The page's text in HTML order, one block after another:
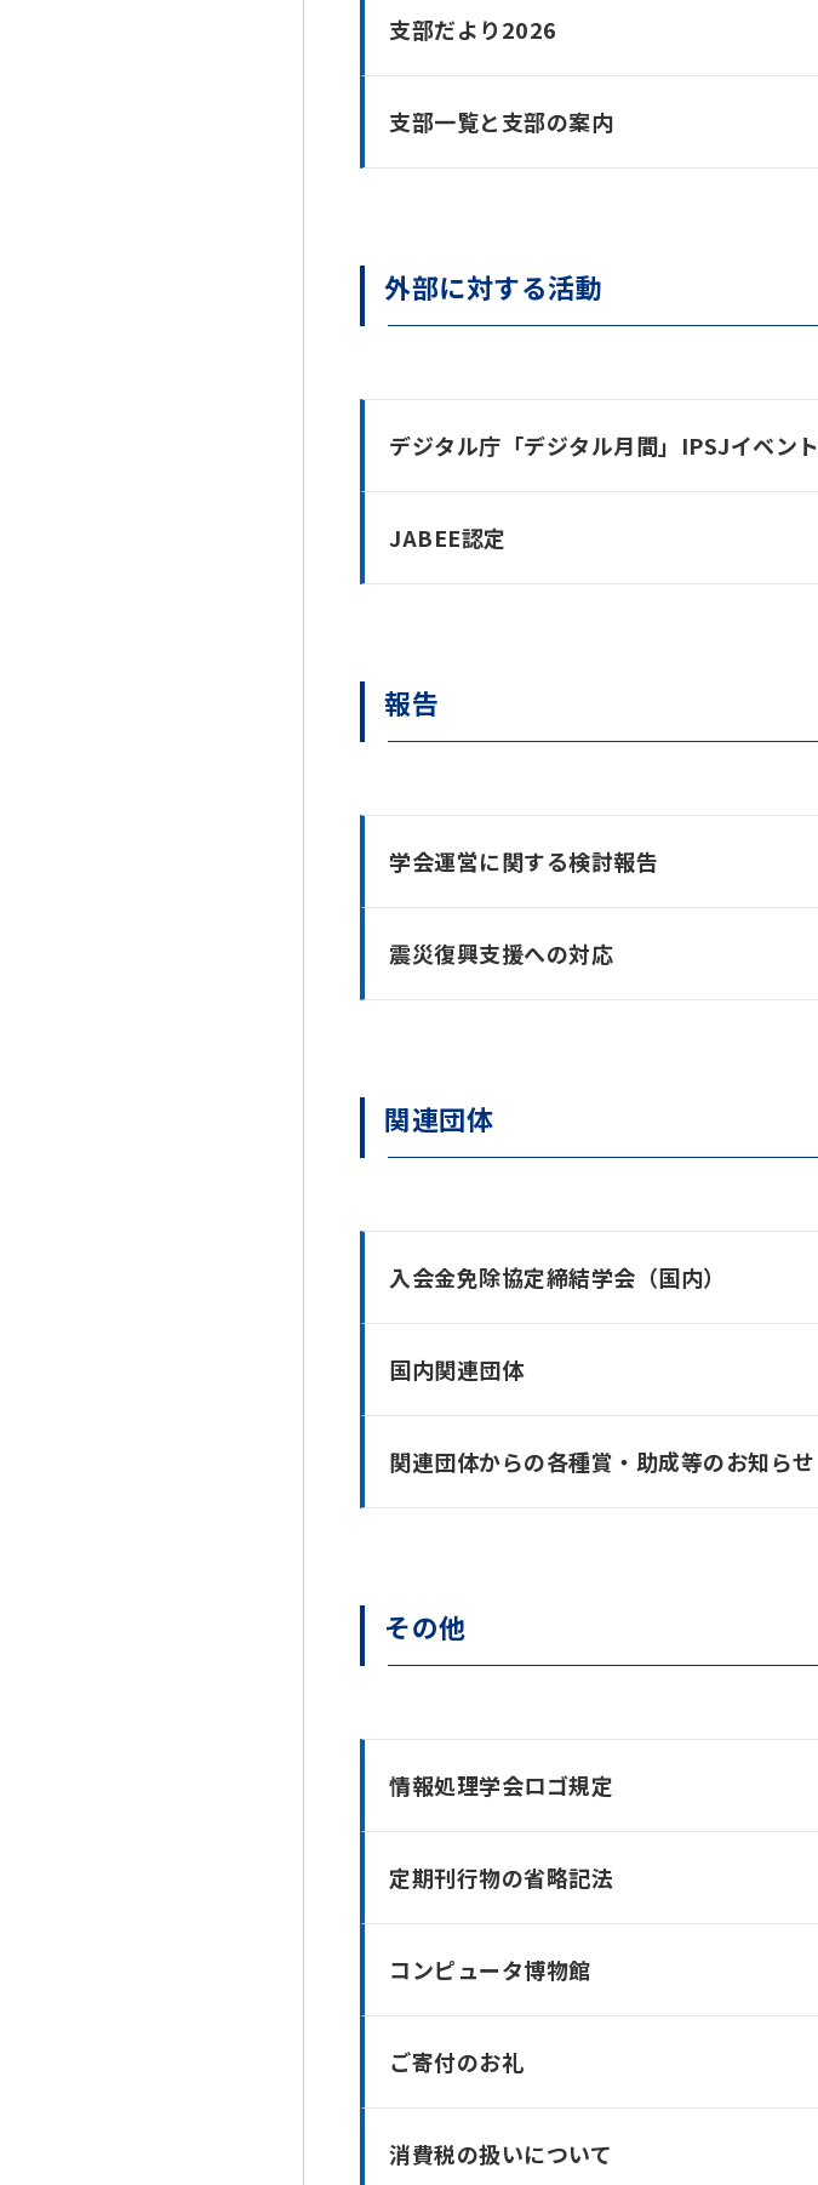
支部だより2026
支部一覧と支部の案内
外部に対する活動
デジタル庁「デジタル月間」IPSJイベント
JABEE認定
報告
学会運営に関する検討報告
震災復興支援への対応
関連団体
入会金免除協定締結学会（国内）
国内関連団体
関連団体からの各種賞・助成等のお知らせ
その他
情報処理学会ロゴ規定
定期刊行物の省略記法
コンピュータ博物館
ご寄付のお礼
消費税の扱いについて